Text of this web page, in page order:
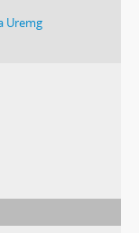
Uremg